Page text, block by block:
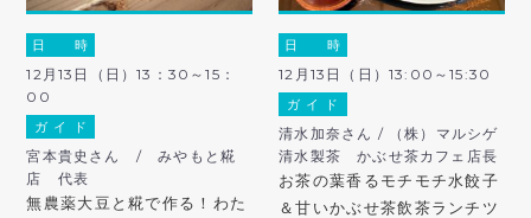
日 時
12月13日（日）13：30～15：
00
ガ イ ド
宮本貴史さん / みやもと糀
店 代表
無農薬大豆と糀で作る！わた
日 時
12月13日（日）13:00～15:30
ガ イ ド
清水加奈さん / （株）マルシゲ
清水製茶 かぶせ茶カフェ店長
お茶の葉香るモチモチ水餃子
＆甘いかぶせ茶飲茶ランチツ